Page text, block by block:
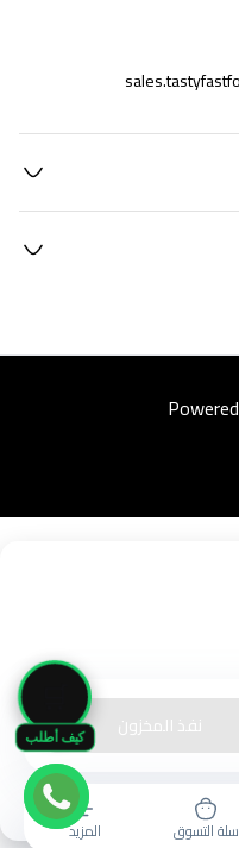
كيف أطلب نفذ المخزون
سلة التسوق المزيد